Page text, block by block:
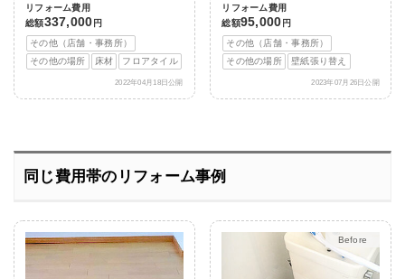
リフォーム費用
総額337,000 円
その他（店舗・事務所）
その他の場所
床材 フロアタイル
2022年04月18日公開
リフォーム費用
総額95,000 円
その他（店舗・事務所）
その他の場所
壁紙張り替え
2023年07月26日公開
同じ費用帯のリフォーム事例
After